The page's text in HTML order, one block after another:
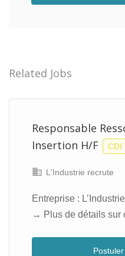
Related Jobs
Responsable
Insertion H/F
CDI
L'Industrie recrute
Entreprise :
→ Plus de détails sur